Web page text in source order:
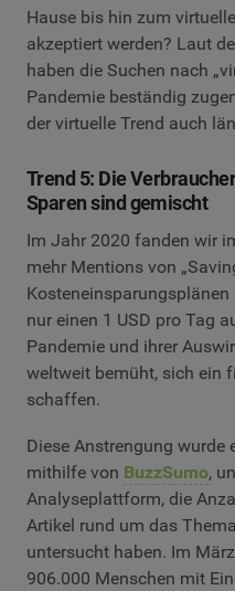
Hause bis hin zum
akzeptiert werden? Laut
haben die Suchen nach
Pandemie beständig
der virtuelle Trend auch
Trend 5: Die
Sparen sind gemischt
Im Jahr 2020 fanden wir
mehr Mentions von
nur einen 1 USD pro Tag
Pandemie und ihrer
weltweit bemüht, sich ein
schaffen.
Diese Anstrengung
mithilfe von BuzzSumo,
Analyseplattform, die
Artikel rund um das
untersucht haben. Im
906.000 Menschen mit